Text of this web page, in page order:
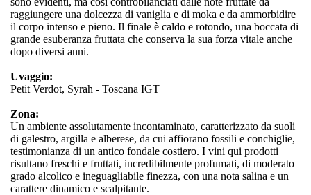
raggiungere una dolcezza di vaniglia e di moka e da ammorbidire
il corpo intenso e pieno. Il finale è caldo e rotondo, una boccata di
grande esuberanza fruttata che conserva la sua forza vitale anche
dopo diversi anni.
Uvaggio:
Petit Verdot, Syrah - Toscana IGT
Zona:
Un ambiente assolutamente incontaminato, caratterizzato da suoli
di galestro, argilla e alberese, da cui affiorano fossili e conchiglie,
testimonianza di un antico fondale costiero. I vini qui prodotti
risultano freschi e fruttati, incredibilmente profumati, di moderato
grado alcolico e ineguagliabile finezza, con una nota salina e un
carattere dinamico e scalpitante.